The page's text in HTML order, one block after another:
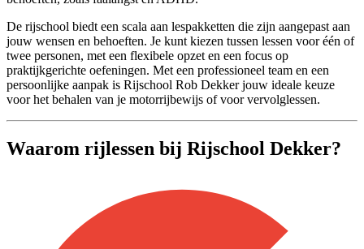
De rijschool biedt een scala aan lespakketten die zijn aangepast aan
jouw wensen en behoeften. Je kunt kiezen tussen lessen voor één of
twee personen, met een flexibele opzet en een focus op
praktijkgerichte oefeningen. Met een professioneel team en een
persoonlijke aanpak is Rijschool Rob Dekker jouw ideale keuze
voor het behalen van je motorrijbewijs of voor vervolglessen.
Waarom rijlessen bij Rijschool Dekker?